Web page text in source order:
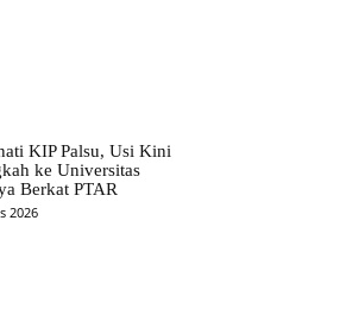
KIP Palsu, Usi Kini
ke Universitas
Berkat PTAR
2026